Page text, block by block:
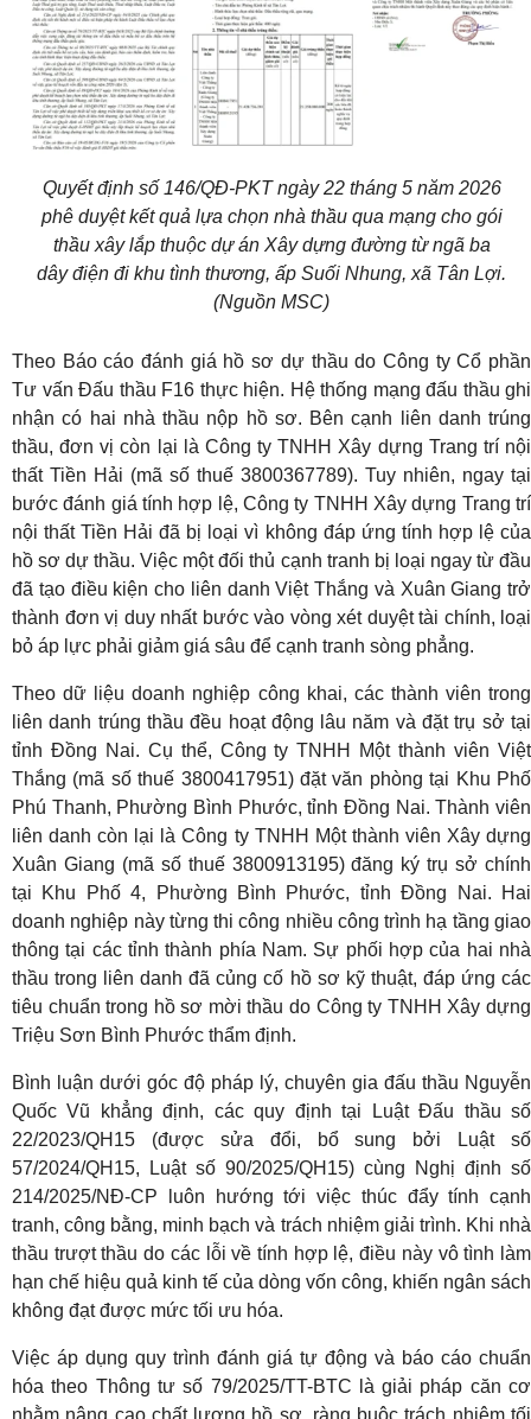
Quyết định số 146/QĐ-PKT ngày 22 tháng 5 năm 2026
phê duyệt kết quả lựa chọn nhà thầu qua mạng cho gói
thầu xây lắp thuộc dự án Xây dựng đường từ ngã ba
dây điện đi khu tình thương, ấp Suối Nhung, xã Tân Lợi.
(Nguồn MSC)
Theo Báo cáo đánh giá hồ sơ dự thầu do Công ty Cổ phần
Tư vấn Đấu thầu F16 thực hiện. Hệ thống mạng đấu thầu ghi
nhận có hai nhà thầu nộp hồ sơ. Bên cạnh liên danh trúng
thầu, đơn vị còn lại là Công ty TNHH Xây dựng Trang trí nội
thất Tiền Hải (mã số thuế 3800367789). Tuy nhiên, ngay tại
bước đánh giá tính hợp lệ, Công ty TNHH Xây dựng Trang trí
nội thất Tiền Hải đã bị loại vì không đáp ứng tính hợp lệ của
hồ sơ dự thầu. Việc một đối thủ cạnh tranh bị loại ngay từ đầu
đã tạo điều kiện cho liên danh Việt Thắng và Xuân Giang trở
thành đơn vị duy nhất bước vào vòng xét duyệt tài chính, loại
bỏ áp lực phải giảm giá sâu để cạnh tranh sòng phẳng.
Theo dữ liệu doanh nghiệp công khai, các thành viên trong
liên danh trúng thầu đều hoạt động lâu năm và đặt trụ sở tại
tỉnh Đồng Nai. Cụ thể, Công ty TNHH Một thành viên Việt
Thắng (mã số thuế 3800417951) đặt văn phòng tại Khu Phố
Phú Thanh, Phường Bình Phước, tỉnh Đồng Nai. Thành viên
liên danh còn lại là Công ty TNHH Một thành viên Xây dựng
Xuân Giang (mã số thuế 3800913195) đăng ký trụ sở chính
tại Khu Phố 4, Phường Bình Phước, tỉnh Đồng Nai. Hai
doanh nghiệp này từng thi công nhiều công trình hạ tầng giao
thông tại các tỉnh thành phía Nam. Sự phối hợp của hai nhà
thầu trong liên danh đã củng cố hồ sơ kỹ thuật, đáp ứng các
tiêu chuẩn trong hồ sơ mời thầu do Công ty TNHH Xây dựng
Triệu Sơn Bình Phước thẩm định.
Bình luận dưới góc độ pháp lý, chuyên gia đấu thầu Nguyễn
Quốc Vũ khẳng định, các quy định tại Luật Đấu thầu số
22/2023/QH15 (được sửa đổi, bổ sung bởi Luật số
57/2024/QH15, Luật số 90/2025/QH15) cùng Nghị định số
214/2025/NĐ-CP luôn hướng tới việc thúc đẩy tính cạnh
tranh, công bằng, minh bạch và trách nhiệm giải trình. Khi nhà
thầu trượt thầu do các lỗi về tính hợp lệ, điều này vô tình làm
hạn chế hiệu quả kinh tế của dòng vốn công, khiến ngân sách
không đạt được mức tối ưu hóa.
Việc áp dụng quy trình đánh giá tự động và báo cáo chuẩn
hóa theo Thông tư số 79/2025/TT-BTC là giải pháp căn cơ
nhằm nâng cao chất lượng hồ sơ, ràng buộc trách nhiệm tối